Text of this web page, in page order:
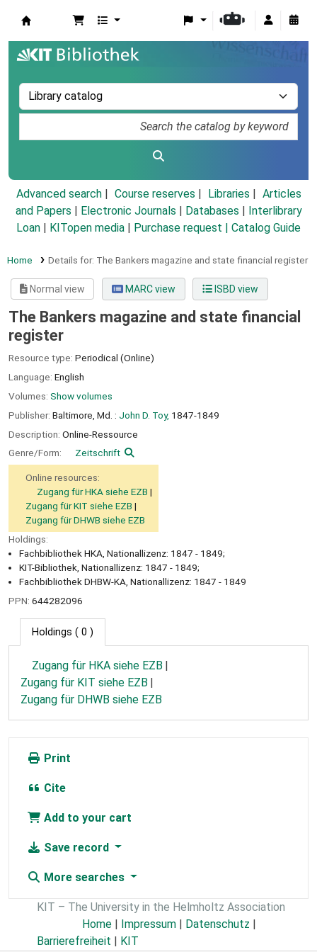
Advanced search Course reserves Libraries
Articles
and Papers
Electronic Journals Databases
Interlibrary
Loan
KITopen media Purchase request | Catalog Guide
Home Details for: The Bankers magazine and state financial register
Normal view MARC view ISBD view
The Bankers magazine and state financial
register
Resource type: Periodical (Online)
Language: English
Volumes: Show volumes
Publisher: Baltimore, Md. : John D. Toy, 1847-1849
Description: Online-Ressource
Genre/Form:
Zeitschrift
Online resources:
Zugang für HKA siehe EZB
Zugang für KIT siehe EZB
Zugang für DHWB siehe EZB
Holdings:
Fachbibliothek HKA, Nationallizenz: 1847 - 1849;
KIT-Bibliothek, Nationallizenz: 1847 - 1849;
Fachbibliothek DHBW-KA, Nationallizenz: 1847 - 1849
PPN: 644282096
Holdings ( 0 )
Zugang für HKA siehe EZB
Zugang für KIT siehe EZB
Zugang für DHWB siehe EZB
Print
Cite
Add to your cart
Save record
More searches
KIT – The University in the Helmholtz Association
Home | Impressum | Datenschutz |
Barrierefreiheit | KIT